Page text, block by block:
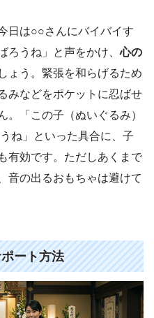
日は○○さんにバイバイす
ろうね」と声をかけ、心の
ょう。緊張を和らげるため
みなどをポケットに忍ばせ
。「この子（ぬいぐるみ）
ね」といった具合に、子
有効です。ただしあくまで
音の出るおもちゃは避けて
ート方法